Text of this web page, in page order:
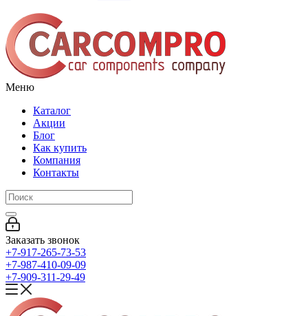
Меню
Каталог
Акции
Блог
Как купить
Компания
Контакты
Заказать звонок
+7-917-265-73-53
+7-987-410-09-09
+7-909-311-29-49